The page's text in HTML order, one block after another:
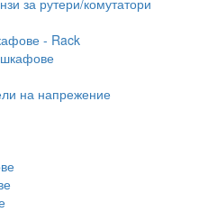
за рутери/комутатори
- Rack
на напрежение